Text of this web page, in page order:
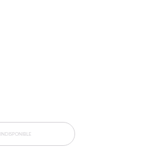
INDISPONIBLE